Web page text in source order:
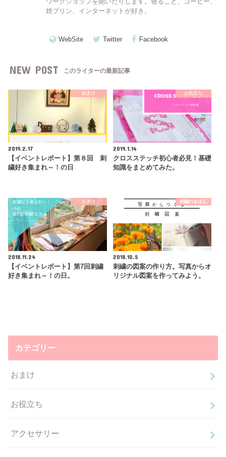
焼プリン、インターネットが好き。
WebSite Twitter Facebook
NEW POST このライターの最新記事
おまけ
2019.2.17
【イベントレポート】第８回 刺
繍好き集まれ～！の日
お役立ち
2019.1.14
クロスステッチ初心者必見！基礎
知識をまとめてみた。
おまけ
2018.11.24
【イベントレポート】第7回刺繍
好き集まれ～！の日。
刺繍のきほん
2018.10.5
刺繍の図案の作り方。写真からオ
リジナル図案を作ってみよう。
カテゴリー
おまけ
お役立ち
アクセサリー